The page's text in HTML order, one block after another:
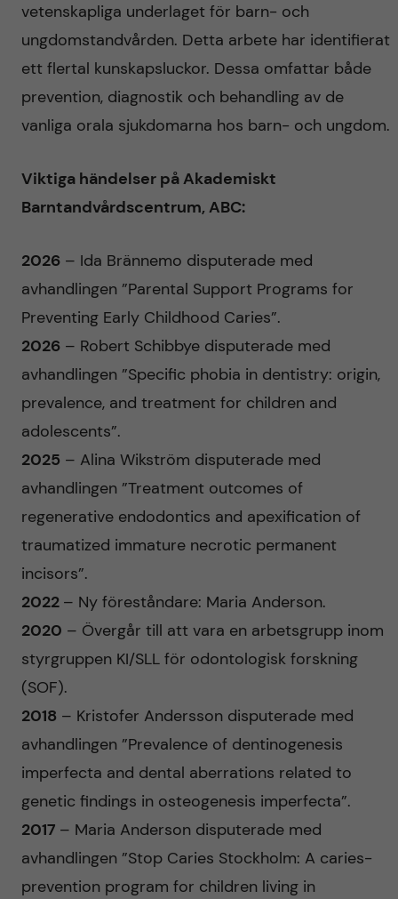
vetenskapliga underlaget för barn- och
ungdomstandvården. Detta arbete har identifierat
ett flertal kunskapsluckor. Dessa omfattar både
prevention, diagnostik och behandling av de
vanliga orala sjukdomarna hos barn- och ungdom.
Viktiga händelser på Akademiskt
Barntandvårdscentrum, ABC:
2026– Ida Brännemo disputerade med
avhandlingen ”Parental Support Programs for
Preventing Early Childhood Caries”.
2026– Robert Schibbye disputerade med
avhandlingen ”Specific phobia in dentistry: origin,
prevalence, and treatment for children and
adolescents”.
2025 – Alina Wikström disputerade med
avhandlingen ”Treatment outcomes of
regenerative endodontics and apexification of
traumatized immature necrotic permanent
incisors”.
2022 – Ny föreståndare: Maria Anderson.
2020 – Övergår till att vara en arbetsgrupp inom
styrgruppen KI/SLL för odontologisk forskning
(SOF).
2018 – Kristofer Andersson disputerade med
avhandlingen ”Prevalence of dentinogenesis
imperfecta and dental aberrations related to
genetic findings in osteogenesis imperfecta”.
2017 – Maria Anderson disputerade med
avhandlingen ”Stop Caries Stockholm: A caries-
prevention program for children living in